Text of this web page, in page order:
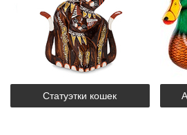
Статуэтки кошек